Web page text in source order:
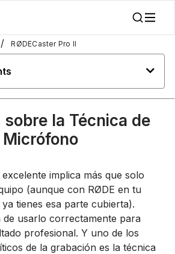
/ RØDECaster Pro II
la Técnica de
Micrófono
implica más que solo
(aunque con RØDE en tu
tienes esa parte cubierta).
de usarlo correctamente para
profesional. Y uno de los
de la grabación es la técnica